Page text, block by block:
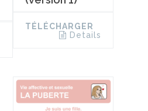
TÉLÉCHARGER
Details